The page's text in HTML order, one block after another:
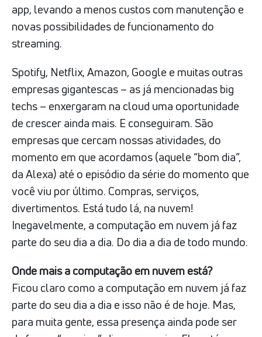
app, levando a menos custos com manutenção e
novas possibilidades de funcionamento do
streaming.
Spotify, Netflix, Amazon, Google e muitas outras
empresas gigantescas – as já mencionadas big
techs – enxergaram na cloud uma oportunidade
de crescer ainda mais. E conseguiram. São
empresas que cercam nossas atividades, do
momento em que acordamos (aquele “bom dia”,
da Alexa) até o episódio da série do momento que
você viu por último. Compras, serviços,
divertimentos. Está tudo lá, na nuvem!
Inegavelmente, a computação em nuvem já faz
parte do seu dia a dia. Do dia a dia de todo mundo.
Onde mais a computação em nuvem está?
Ficou claro como a computação em nuvem já faz
parte do seu dia a dia e isso não é de hoje. Mas,
para muita gente, essa presença ainda pode ser